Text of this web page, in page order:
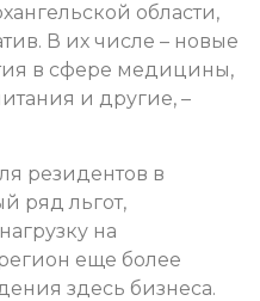
области,
В их числе – новые
в сфере медицины,
и другие, –
резидентов в
ряд льгот,
на
еще более
здесь бизнеса.